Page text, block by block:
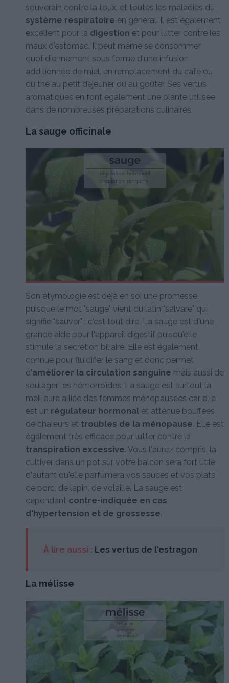
souverain contre la toux, et toutes les maladies du
système respiratoire en général. Il est également
excellent pour la digestion et pour lutter contre les
maux d'estomac. Il peut même se consommer
quotidiennement sous forme d'une infusion
additionnée de miel, en remplacement du café ou
du thé au petit déjeuner ou au goûter. Ses vertus
aromatiques en font également une plante utilisée
dans de nombreuses préparations culinaires.
La sauge officinale
Son étymologie est déjà en soi une promesse,
puisque le mot "sauge" vient du latin "salvare" qui
signifie "sauver" : c'est tout dire. La sauge est d'une
grande aide pour l'appareil digestif puisqu'elle
stimule la sécrétion biliaire. Elle est également
connue pour fluidifier le sang et donc permet
d'améliorer la circulation sanguine mais aussi de
soulager les hémorroïdes. La sauge est surtout la
meilleure alliée des femmes ménopausées car elle
est un régulateur hormonal et atténue bouffées
de chaleurs et troubles de la ménopause. Elle est
également très efficace pour lutter contre la
transpiration excessive. Vous l'aurez compris, la
cultiver dans un pot sur votre balcon sera fort utile,
d'autant qu'elle parfumera vos sauces et vos plats
de porc, de lapin, de volaille. La sauge est
cependant contre-indiquée en cas
d'hypertension et de grossesse.
À lire aussi : Les vertus de l'estragon
La mélisse